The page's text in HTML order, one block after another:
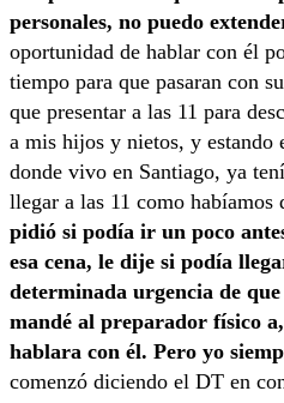
personales, no puedo
oportunidad de hablar con él
tiempo para que pasaran con
que presentar a las 11 para
a mis hijos y nietos, y estando
donde vivo en Santiago, ya
llegar a las 11 como habíamos
pidió si podía ir un poco
esa cena, le dije si podía
determinada urgencia de que
mandé al preparador físico
hablara con él. Pero yo
comenzó diciendo el DT en